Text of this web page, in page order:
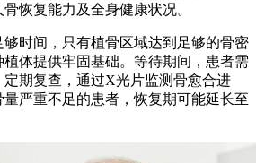
恢复能力及全身健康状况。
间，只有植骨区域达到足够的骨密
体提供牢固基础。等待期间，患者需
期复查，通过X光片监测骨愈合进
严重不足的患者，恢复期可能延长至